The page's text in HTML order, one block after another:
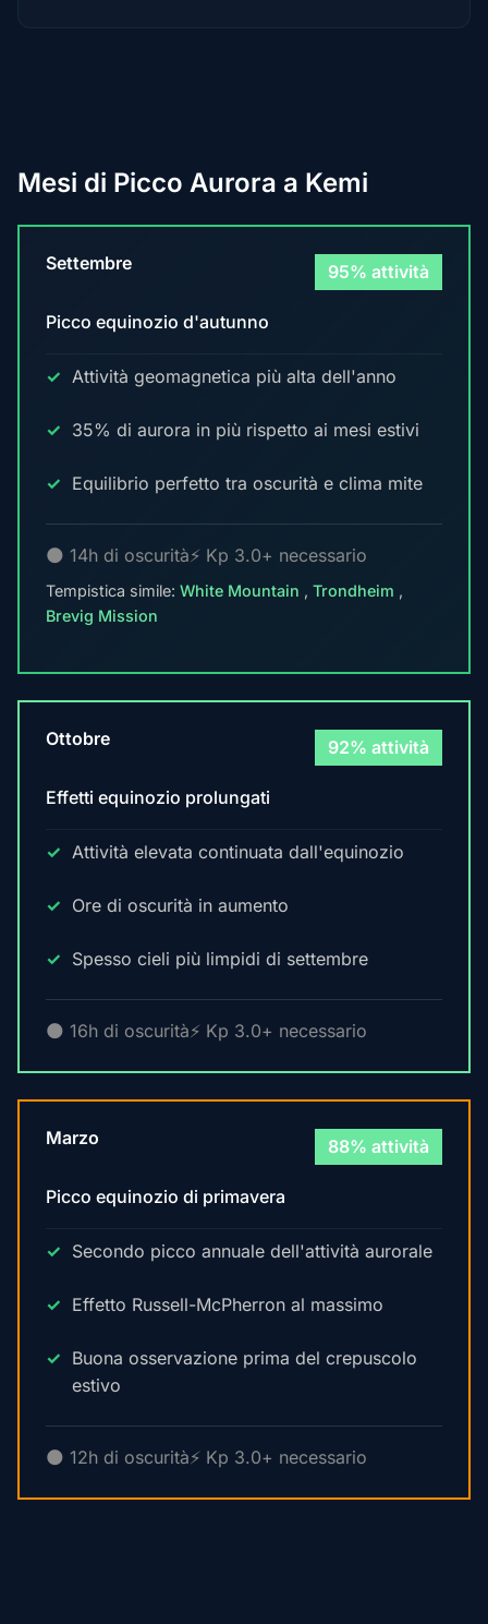
Mesi di Picco Aurora a Kemi
Settembre 95% attività
Picco equinozio d'autunno
Attività geomagnetica più alta dell'anno
35% di aurora in più rispetto ai mesi estivi
Equilibrio perfetto tra oscurità e clima mite
🌑 14h di oscurità⚡ Kp 3.0+ necessario
Tempistica simile: White Mountain , Trondheim ,
Brevig Mission
Ottobre 92% attività
Effetti equinozio prolungati
Attività elevata continuata dall'equinozio
Ore di oscurità in aumento
Spesso cieli più limpidi di settembre
🌑 16h di oscurità⚡ Kp 3.0+ necessario
Marzo 88% attività
Picco equinozio di primavera
Secondo picco annuale dell'attività aurorale
Effetto Russell-McPherron al massimo
Buona osservazione prima del crepuscolo
estivo
🌑 12h di oscurità⚡ Kp 3.0+ necessario